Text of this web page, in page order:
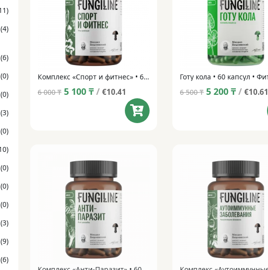
(4)
(6)
(0)
(0)
(3)
(0)
(0)
(0)
(0)
(3)
(9)
(6)
Комплекс «Спорт и фитнес» • 60 капсул
6 000₸ Original
5 100 ₸Current
/ €10.41
6 500₸ Original
5 200₸Current
/ €10.61